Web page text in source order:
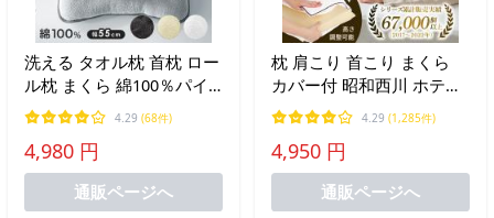
洗える タオル枕 首枕 ロー
ル枕 まくら 綿100％パイ
ル 洗える ロール式 首こり
肩こり ストレートネック
高さ調整 快眠枕 安眠枕 寝
返り
4.29 (68件)
4,980 円
通販ページへ
枕 肩こり 首こり まくら
カバー付 昭和西川 ホテル
モード いびき 洗える 高さ
調整 ウレタン 抗菌防臭 約
60×40cm アメイジング 快
眠枕 寝返り
4.29 (1,285件)
4,950 円
通販ページへ